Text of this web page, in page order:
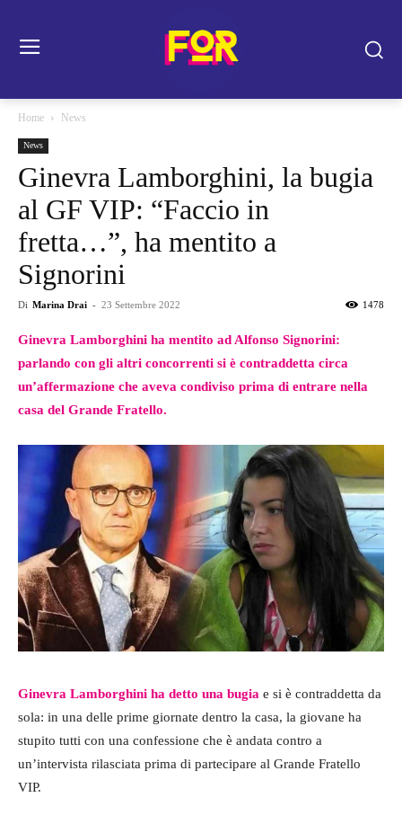
Home News
News
Ginevra Lamborghini, la bugia
al GF VIP: “Faccio in
fretta…”, ha mentito a
Signorini
Di Marina Drai - 23 Settembre 2022 1478
Ginevra Lamborghini ha mentito ad Alfonso Signorini:
parlando con gli altri concorrenti si è contraddetta circa
un’affermazione che aveva condiviso prima di entrare nella
casa del Grande Fratello.
Ginevra Lamborghini ha detto una bugia e si è contraddetta da
sola: in una delle prime giornate dentro la casa, la giovane ha
stupito tutti con una confessione che è andata contro a
un’intervista rilasciata prima di partecipare al Grande Fratello
VIP.